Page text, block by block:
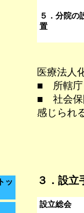
５．分院の
置
医療法人
■ 所轄庁
■ 社会保
感じられ
ッ
３． 設立
設立総会